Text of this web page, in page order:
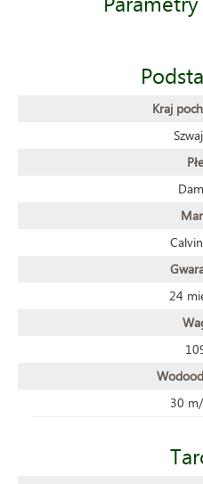
Kraj
24
30